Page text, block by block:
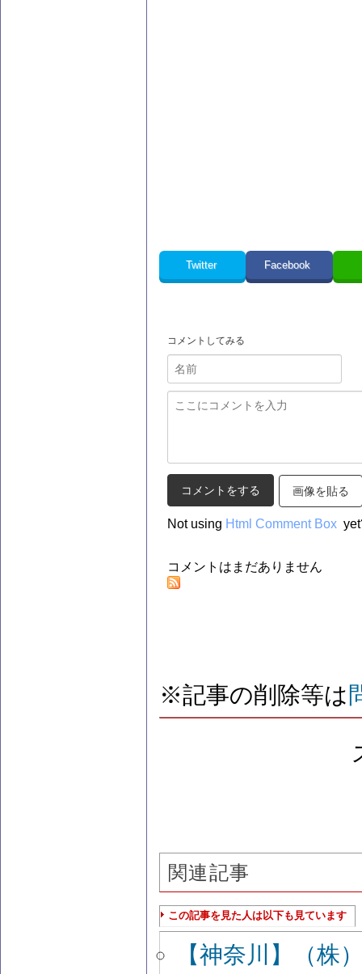
Twitter Facebook
コメントしてみる
画像を貼る
Not using Html Comment Box
コメントはまだありません
※記事の削除等は
関連記事
この記事を見た人は以下も見ています
【神奈川】（株